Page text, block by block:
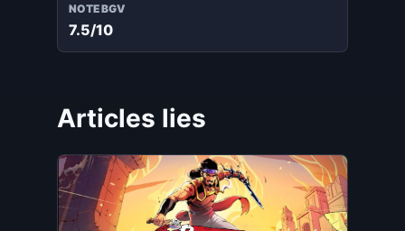
NOTE BGV
7.5/10
Articles lies